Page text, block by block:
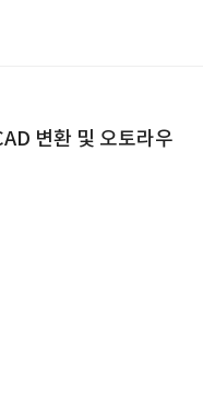
변환 및 오토라우